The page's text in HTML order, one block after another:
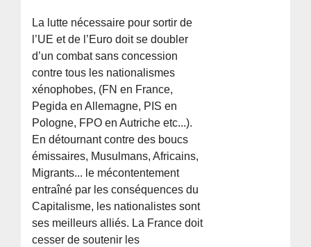
La lutte nécessaire pour sortir de
l’UE et de l’Euro doit se doubler
d’un combat sans concession
contre tous les nationalismes
xénophobes, (FN en France,
Pegida en Allemagne, PIS en
Pologne, FPO en Autriche etc...).
En détournant contre des boucs
émissaires, Musulmans, Africains,
Migrants... le mécontentement
entraîné par les conséquences du
Capitalisme, les nationalistes sont
ses meilleurs alliés. La France doit
cesser de soutenir les